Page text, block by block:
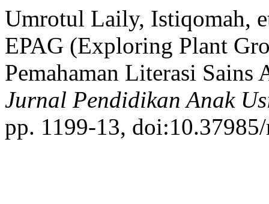
Umrotul Laily, Istiqomah,
EPAG (Exploring Plant
Pemahaman Literasi
Jurnal Pendidikan Anak
pp. 1199-13,